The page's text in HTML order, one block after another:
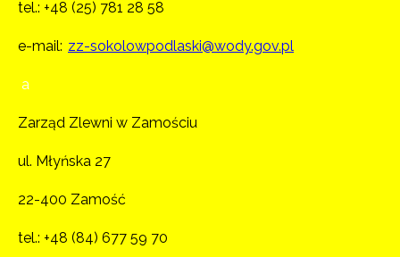
tel.: +48 (25) 781 28 58
e-mail: zz-sokolowpodlaski@wody.gov.pl
a
Zarząd Zlewni w Zamościu
ul. Młyńska 27
22-400 Zamość
tel.: +48 (84) 677 59 70